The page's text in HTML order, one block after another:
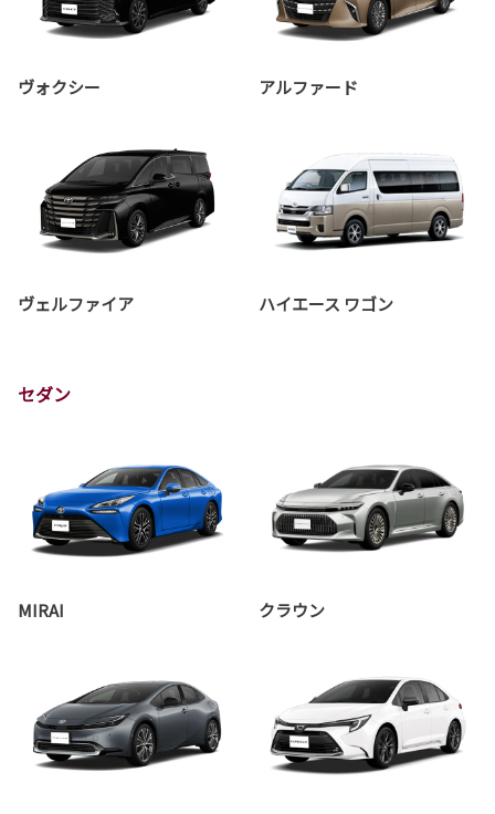
ヴォクシー アルファード
ヴェルファイア ハイエース ワゴン
セダン
MIRAI クラウン